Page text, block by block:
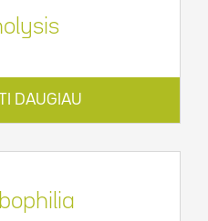
DAUGIAU